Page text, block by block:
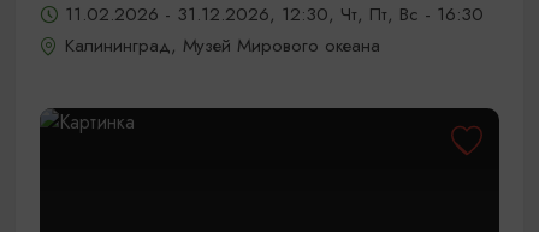
11.02.2026 - 31.12.2026, 12:30, Чт, Пт, Вс - 16:30
Калининград, Музей Мирового океана